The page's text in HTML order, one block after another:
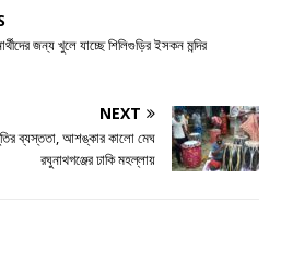
জন্য খুলে যাচ্ছে শিলিগুড়ির ইসকন মন্দির
NEXT
ব্যস্ততা, আশঙ্কার কালো মেঘ
রঘুনাথগঞ্জের ঢাকি মহল্লায়